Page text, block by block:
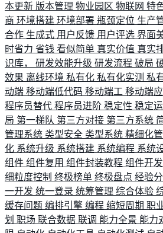
本更新 版本管理 物业园区 物联网 特
商 环境搭建 环境部署 瓶颈定位 生产
合作 生成式 用户反馈 用户评选 界面
时省力 省钱 看似简单 真实价值 真实
识库， 研发效能升级 研发流程 破局
效果 离线环境 私有化 私有化实测 私
动端 移动端低代码 移动端工 移动端
程序员替代 程序员进阶 稳定性 稳定
局 第一梯队 第三方对接 第三方系统
管理系统 类型安全 类型系统 精细化
化 系统升级 系统搭建 系统编程 系统
组件 组件复用 组件封装教程 组件开发
细粒度控制 终极榜单 终极盘点 经验
一开发 统一登录 统筹管理 综合体验
缓存问题 编排引擎 编程 缩短周期 职
划 职场 联合数据 联调 能力全景 能力